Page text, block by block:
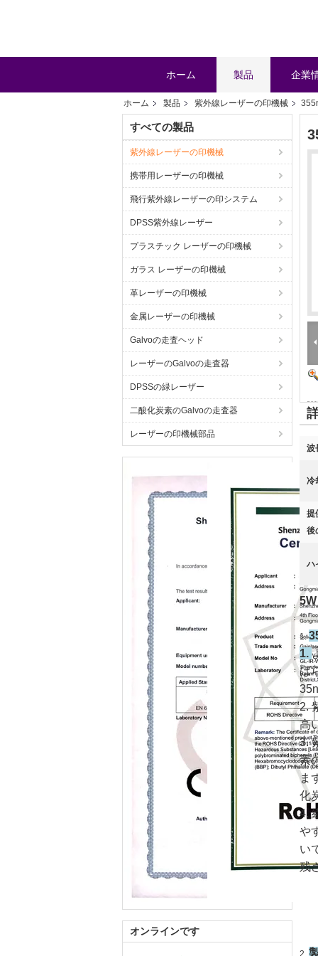
ホーム 製品 企業
ホーム 製品 紫外線レーザーの印機械
すべての製品
紫外線レーザーの印機械
携帯用レーザーの印機械
飛行紫外線レーザーの印システム
DPSS紫外線レーザー
プラスチック レーザーの印機械
ガラス レーザーの印機械
革レーザーの印機械
金属レーザーの印機械
Galvoの走査ヘッド
レーザーのGalvoの走査器
DPSSの緑レーザー
二酸化炭素のGalvoの走査器
レーザーの印機械部品
オンラインです
波
冷
提
後
ハ
1.
1.
ば
2.
高
3.
素
ま
化
4.
や
い
残
2.